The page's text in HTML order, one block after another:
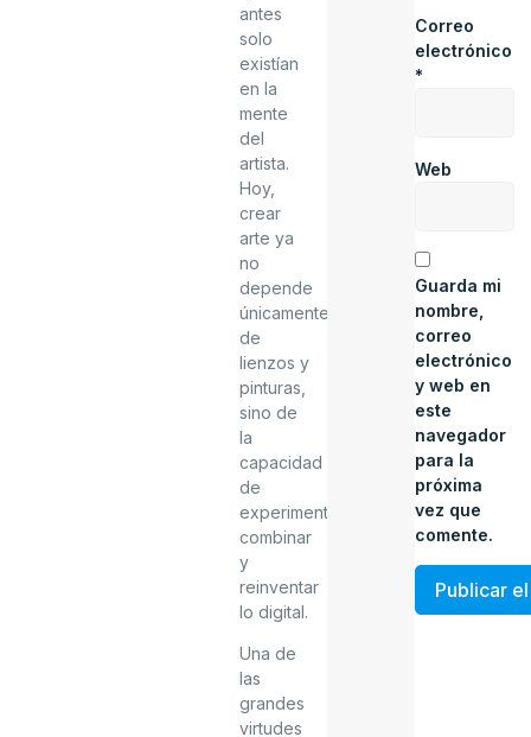
antes
solo
existían
en la
mente
del
artista.
Hoy,
crear
arte ya
no
depende
únicamente
de
lienzos y
pinturas,
sino de
la
capacidad
de
experimentar,
combinar
y
reinventar
lo digital.
Una de
las
grandes
virtudes
Correo
electrónico
*
Web
Guarda mi
nombre,
correo
electrónico
y web en
este
navegador
para la
próxima
vez que
comente.